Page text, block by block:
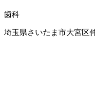
歯科
埼玉県さいたま市大宮区